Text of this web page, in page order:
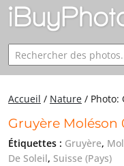
Rechercher
Accueil / Nature / Photo:
Gruyère Moléson
Étiquettes : Gruyère,
De Soleil, Suisse (Pays)